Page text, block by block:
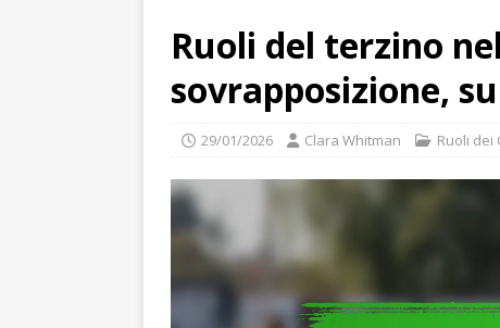
Ruoli del terzino
sovrapposizione,
29/01/2026 Clara Whitman Ruoli dei